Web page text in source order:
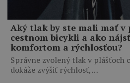
Aký tlak by ste mali mať v
cestnom bicykli a ako
komfortom a rýchlosťou?
Správne zvolený tlak v plášťoch
dokáže zvýšiť rýchlosť,…